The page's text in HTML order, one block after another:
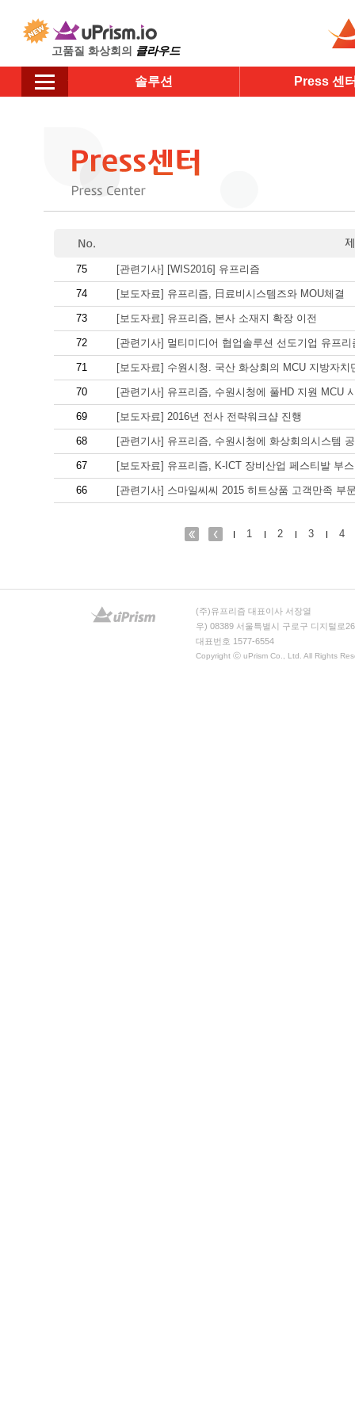
고품질 화상회의 클라우드
솔루션 Press 센
75 [관련기사] [WIS2016] 유프리즘
74 [보도자료] 유프리즘, 日료비시스템즈와 MOU체결
73 [보도자료] 유프리즘, 본사 소재지 확장 이전
72 [관련기사] 멀티미디어 협업솔루션 선도기업 유프
71 [보도자료] 수원시청. 국산 화상회의 MCU 지방자치
70 [관련기사] 유프리즘, 수원시청에 풀HD 지원 MCU
69 [보도자료] 2016년 전사 전략워크샵 진행
68 [관련기사] 유프리즘, 수원시청에 화상회의시스템
67 [보도자료] 유프리즘, K-ICT 장비산업 페스티발 부
66 [관련기사] 스마일씨씨 2015 히트상품 고객만족 부
1 2 3 4
(주)유프리즘 대표이사 서장열
우) 08389 서울특별시 구로구 디지털로
대표번호 1577-6554
Copyright ⓒ uPrism Co., Ltd. All Rights